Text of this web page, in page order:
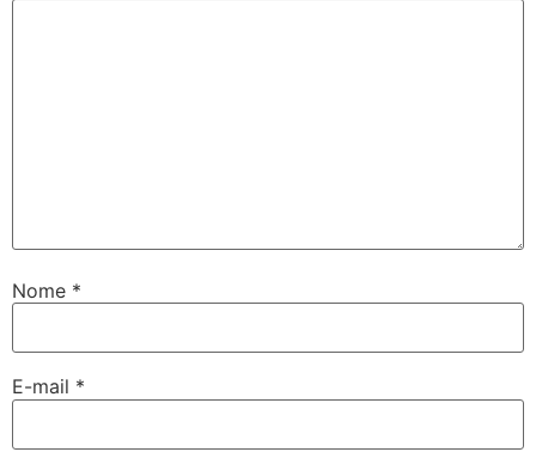
Nome *
E-mail *